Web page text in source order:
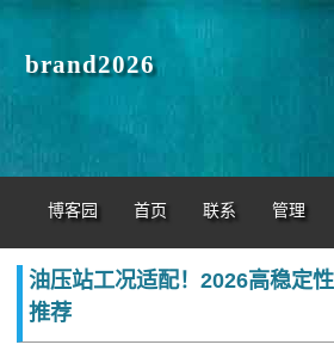
brand2026
博客园 首页 联系 管理
油压站工况适配！2026高稳定
推荐